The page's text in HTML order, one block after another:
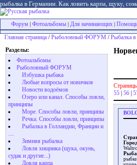
рыбалка в Германии. Как ловить карпа, щуку,
Форум
Фотоальбомы Для начинающих Помощь
Главная страница /Рыболовный ФОРУМ /Рыбалка
Разделы:
Фотоальбомы
Рыболовный ФОРУМ
Избушка рыбака
Любые вопросы от новичков
Новости водоёмов
Озеро или канал. Способы ловли,
принципы
Море. Способы ловли, принципы
Речка. Способы ловли, принципы
Рыбалка в Голландии, Франции и
....
Зимняя рыбалка
Ловля хищника (щука, окунь,
судак и другие...)
Ловля карпа
55 | 56 |